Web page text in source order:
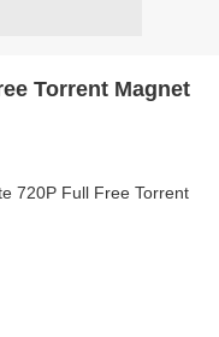
Torrent Magnet